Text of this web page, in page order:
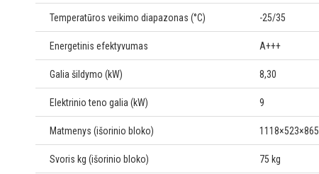
Temperatūros veikimo diapazonas (°C) -25/35
Energetinis efektyvumas A+++
Galia šildymo (kW) 8,30
Elektrinio teno galia (kW) 9
Matmenys (išorinio bloko) 1118×523×865
Svoris kg (išorinio bloko) 75 kg